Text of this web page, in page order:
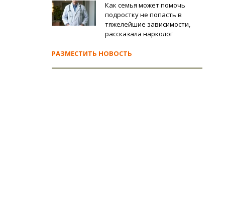
Как семья может помочь
подростку не попасть в
тяжелейшие зависимости,
рассказала нарколог
РАЗМЕСТИТЬ НОВОСТЬ